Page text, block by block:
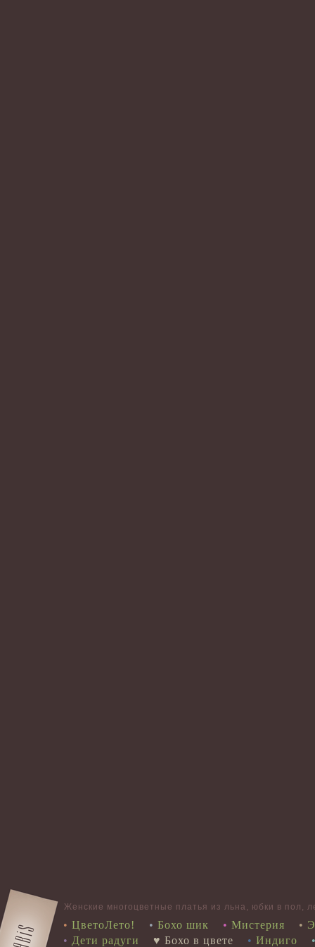
Женские многоцветные платья из льна, юбки в пол,
• ЦветоЛето! • Бохо шик • Мистерия •
• Дети радуги ♥ Бохо в цвете • Индиго